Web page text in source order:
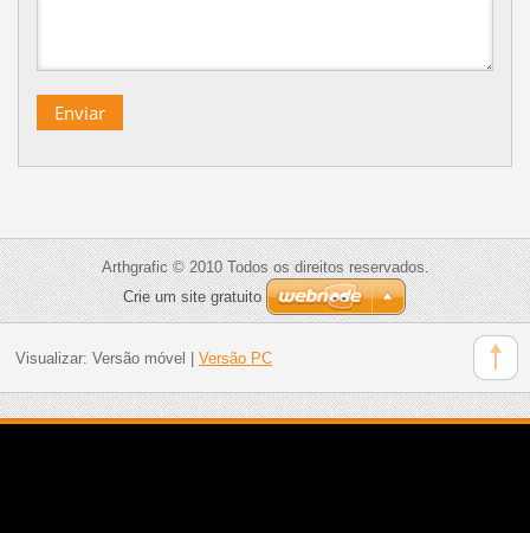
Arthgrafic © 2010 Todos os direitos reservados.
Crie um site gratuito
Visualizar: Versão móvel Versão PC